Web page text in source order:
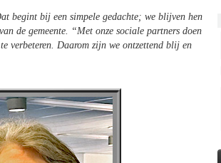
begint bij een simpele gedachte; we blijven hen
de gemeente. “Met onze sociale partners doen
verbeteren. Daarom zijn we ontzettend blij en